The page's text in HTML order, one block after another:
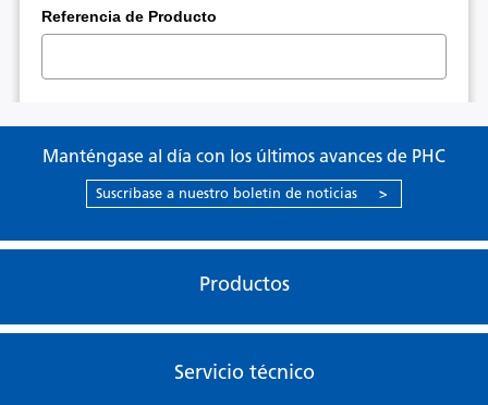
Manténgase al día con los últimos avances de PHC
Suscríbase a nuestro boletín de noticias >
Productos
Servicio técnico